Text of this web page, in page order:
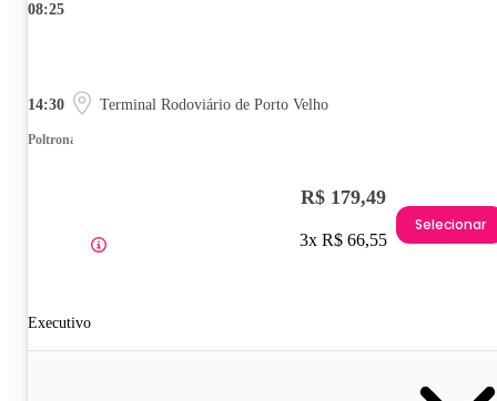
08:25
14:30 Terminal Rodoviário de Porto Velho
Poltrona
Executivo
R$ 179,49
3x R$ 66,55
Selecionar